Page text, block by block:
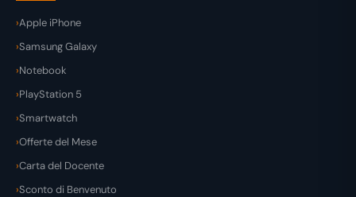
Apple iPhone
Samsung Galaxy
Notebook
PlayStation 5
Smartwatch
Offerte del Mese
Carta del Docente
Sconto di Benvenuto